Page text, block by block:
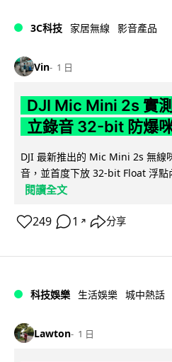
3C科技 家居無線 影音產品
Vin 1 日
DJI Mic Mini 2s 實
立錄音 32-bit 防爆
DJI 最新推出的 Mic Mini 2s 無線
音，並首度下放 32-bit Float 浮點
閱讀全文
249 1 ↗ 分享
科技娛樂 生活娛樂 城中熱話
Lawton 1 日